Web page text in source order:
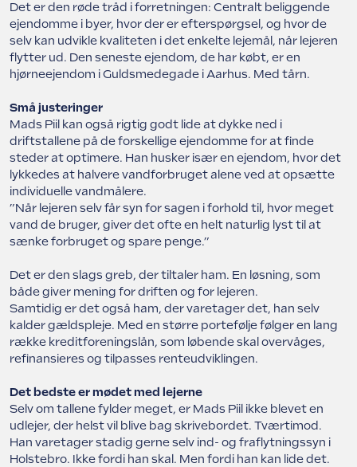
Det er den røde tråd i forretningen: Centralt beliggende
ejendomme i byer, hvor der er efterspørgsel, og hvor de
selv kan udvikle kvaliteten i det enkelte lejemål, når lejeren
flytter ud. Den seneste ejendom, de har købt, er en
hjørneejendom i Guldsmedegade i Aarhus. Med tårn.
Små justeringer
Mads Piil kan også rigtig godt lide at dykke ned i
driftstallene på de forskellige ejendomme for at finde
steder at optimere. Han husker især en ejendom, hvor det
lykkedes at halvere vandforbruget alene ved at opsætte
individuelle vandmålere.
”Når lejeren selv får syn for sagen i forhold til, hvor meget
vand de bruger, giver det ofte en helt naturlig lyst til at
sænke forbruget og spare penge.”
Det er den slags greb, der tiltaler ham. En løsning, som
både giver mening for driften og for lejeren.
Samtidig er det også ham, der varetager det, han selv
kalder gældspleje. Med en større portefølje følger en lang
række kreditforeningslån, som løbende skal overvåges,
refinansieres og tilpasses renteudviklingen.
Det bedste er mødet med lejerne
Selv om tallene fylder meget, er Mads Piil ikke blevet en
udlejer, der helst vil blive bag skrivebordet. Tværtimod.
Han varetager stadig gerne selv ind- og fraflytningssyn i
Holstebro. Ikke fordi han skal. Men fordi han kan lide det.